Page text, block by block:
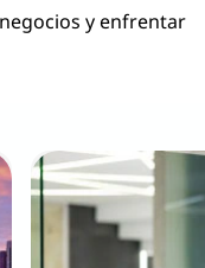
y enfrentar